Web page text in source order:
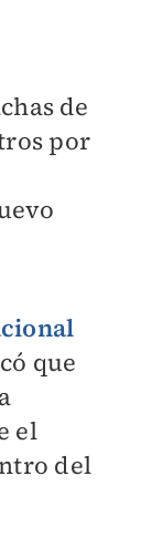
de
por
que
el
del